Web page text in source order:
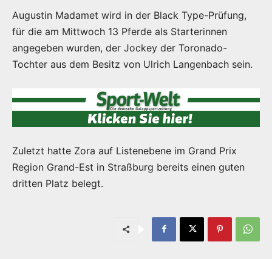
Augustin Madamet wird in der Black Type-Prüfung,
für die am Mittwoch 13 Pferde als Starterinnen
angegeben wurden, der Jockey der Toronado-
Tochter aus dem Besitz von Ulrich Langenbach sein.
Zuletzt hatte Zora auf Listenebene im Grand Prix
Region Grand-Est in Straßburg bereits einen guten
dritten Platz belegt.